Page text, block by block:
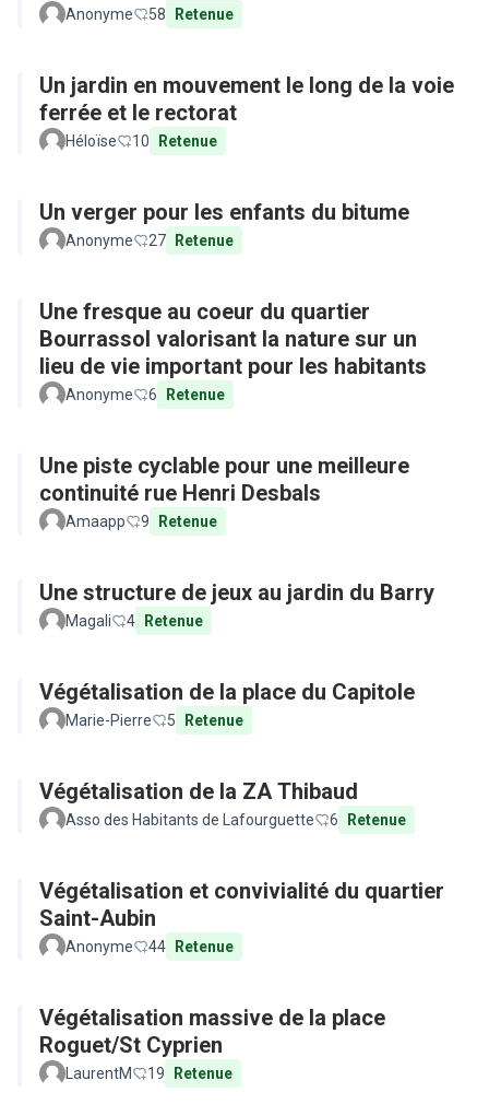
Anonyme 58 Retenue
Un jardin en mouvement le long de la voie
ferrée et le rectorat
Héloïse 10 Retenue
Un verger pour les enfants du bitume
Anonyme 27 Retenue
Une fresque au coeur du quartier
Bourrassol valorisant la nature sur un
lieu de vie important pour les habitants
Anonyme 6 Retenue
Une piste cyclable pour une meilleure
continuité rue Henri Desbals
Amaapp 9 Retenue
Une structure de jeux au jardin du Barry
Magali 4 Retenue
Végétalisation de la place du Capitole
Marie-Pierre 5 Retenue
Végétalisation de la ZA Thibaud
Asso des Habitants de Lafourguette 6 Retenue
Végétalisation et convivialité du quartier
Saint-Aubin
Anonyme 44 Retenue
Végétalisation massive de la place
Roguet/St Cyprien
LaurentM 19 Retenue